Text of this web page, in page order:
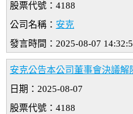
股票代號：4188
公司名稱： 安克
發言時間：2025-08-07
安克公告本公司董事會決議
日期：2025-08-07
股票代號：4188